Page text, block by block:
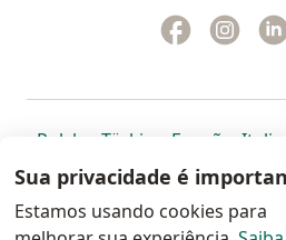
Facebook
abre num
Polska abre num novo
Türkiye abre num
España abre
Italia
Portugal abre num novo
, México abre num
,
Colombia
Sua privacidade é
Estamos usando cookies para